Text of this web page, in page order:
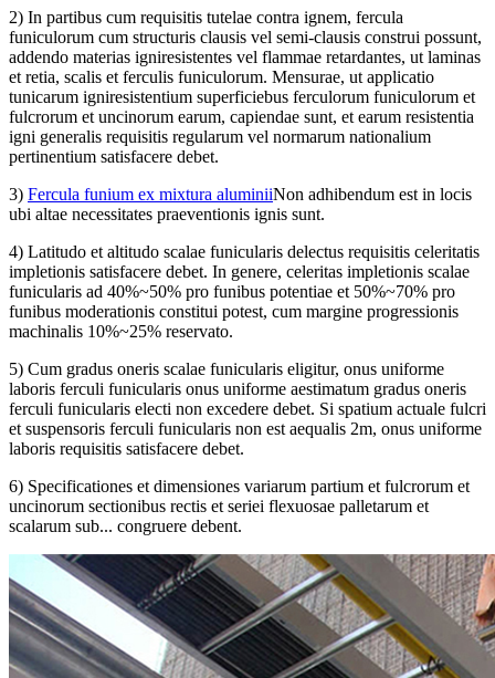
2) In partibus cum requisitis tutelae contra ignem, fercula
funiculorum cum structuris clausis vel semi-clausis construi possunt,
addendo materias igniresistentes vel flammae retardantes, ut laminas
et retia, scalis et ferculis funiculorum. Mensurae, ut applicatio
tunicarum igniresistentium superficiebus ferculorum funiculorum et
fulcrorum et uncinorum earum, capiendae sunt, et earum resistentia
igni generalis requisitis regularum vel normarum nationalium
pertinentium satisfacere debet.
3) Fercula funium ex mixtura aluminiiNon adhibendum est in locis
ubi altae necessitates praeventionis ignis sunt.
4) Latitudo et altitudo scalae funicularis delectus requisitis celeritatis
impletionis satisfacere debet. In genere, celeritas impletionis scalae
funicularis ad 40%~50% pro funibus potentiae et 50%~70% pro
funibus moderationis constitui potest, cum margine progressionis
machinalis 10%~25% reservato.
5) Cum gradus oneris scalae funicularis eligitur, onus uniforme
laboris ferculi funicularis onus uniforme aestimatum gradus oneris
ferculi funicularis electi non excedere debet. Si spatium actuale fulcri
et suspensoris ferculi funicularis non est aequalis 2m, onus uniforme
laboris requisitis satisfacere debet.
6) Specificationes et dimensiones variarum partium et fulcrorum et
uncinorum sectionibus rectis et seriei flexuosae palletarum et
scalarum sub... congruere debent.